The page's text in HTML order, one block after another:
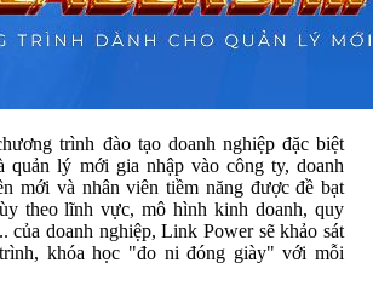
trình đào tạo doanh nghiệp đặc biệt
quản lý mới gia nhập vào công ty, doanh
mới và nhân viên tiềm năng được đề bạt
theo lĩnh vực, mô hình kinh doanh, quy
của doanh nghiệp, Link Power sẽ khảo sát
khóa học "đo ni đóng giày" với mỗi